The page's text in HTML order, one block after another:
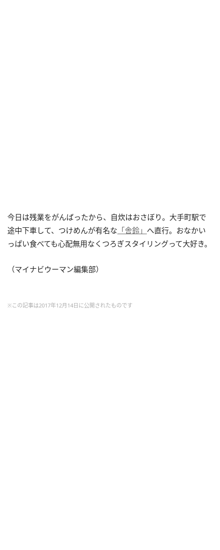
今日は残業をがんばったから、自炊はおさぼり。大手町駅で
途中下車して、つけめんが有名な 「舎鈴」 へ直行。おなかい
っぱい食べても心配無用なくつろぎスタイリングって大好き。
（マイナビウーマン編集部）
※この記事は2017年12月14日に公開されたものです